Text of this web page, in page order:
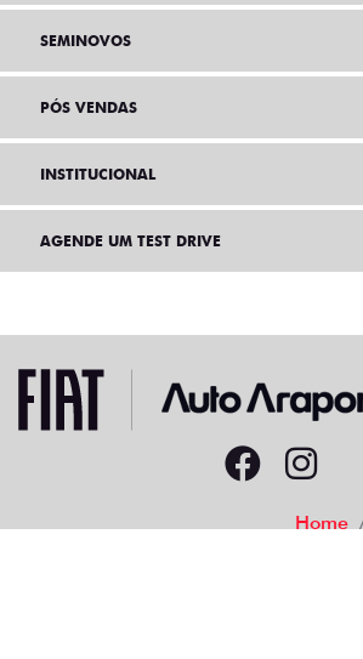
SEMINOVOS
PÓS VENDAS
INSTITUCIONAL
AGENDE UM TEST DRIVE
Home